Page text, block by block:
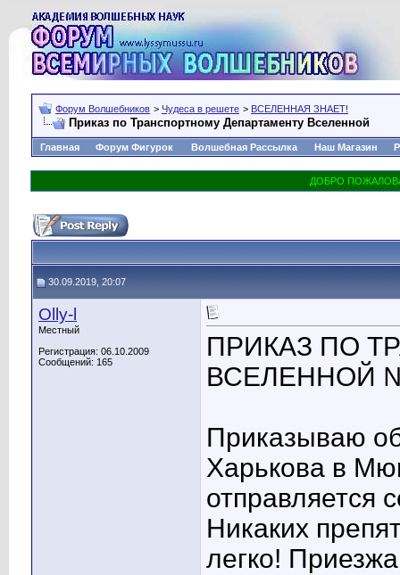
Форум Волшебников > Чудеса в решете > ВСЕЛЕННАЯ ЗНАЕТ!
Приказ по Транспортному Департаменту Вселенной
Главная Форум Фигурок Волшебная Рассылка Наш Магазин
30.09.2019, 20:07
Olly-l
Местный
Регистрация: 06.10.2009
Сообщений: 165
ПРИКАЗ ПО
ВСЕЛЕННОЙ №
Приказываю
Харькова в
отправляется
Никаких
легко!